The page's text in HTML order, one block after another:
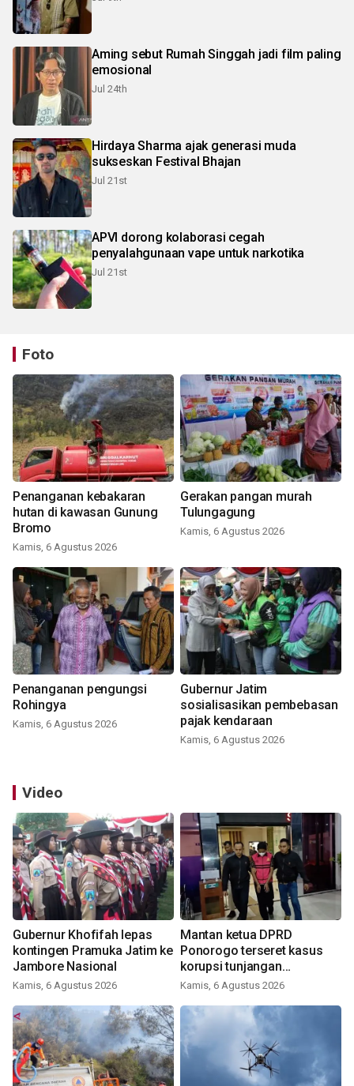
Aming sebut Rumah Singgah jadi film paling
emosional
Jul 24th
Hirdaya Sharma ajak generasi muda
sukseskan Festival Bhajan
Jul 21st
APVI dorong kolaborasi cegah
penyalahgunaan vape untuk narkotika
Jul 21st
Foto
Penanganan kebakaran
hutan di kawasan Gunung
Bromo
Kamis, 6 Agustus 2026
Gerakan pangan murah
Tulungagung
Kamis, 6 Agustus 2026
Penanganan pengungsi
Rohingya
Kamis, 6 Agustus 2026
Gubernur Jatim
sosialisasikan pembebasan
pajak kendaraan
Kamis, 6 Agustus 2026
Video
Gubernur Khofifah lepas
kontingen Pramuka Jatim ke
Jambore Nasional
Kamis, 6 Agustus 2026
Mantan ketua DPRD
Ponorogo terseret kasus
korupsi tunjangan
perumahan
Kamis, 6 Agustus 2026